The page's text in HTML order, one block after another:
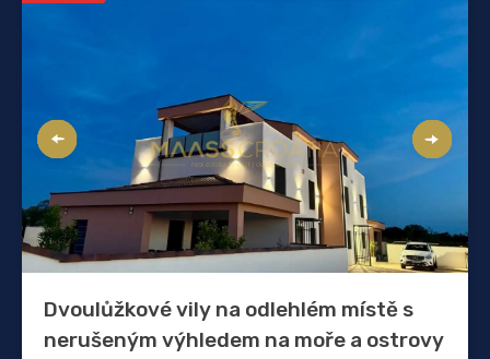
Dvoulůžkové vily na odlehlém místě s
nerušeným výhledem na moře a ostrovy